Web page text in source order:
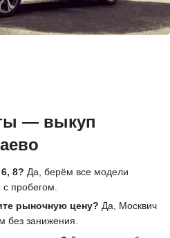
— выкуп
8? Да, берём все модели
пробегом.
рыночную цену? Да, Москвич
без занижения.